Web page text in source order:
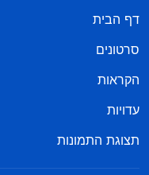
דף הבית
סרטונים
הקראות
עדויות
תצוגת התמונות